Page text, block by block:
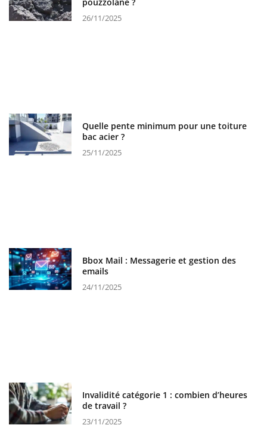
26/11/2025
Quelle pente minimum pour une toiture
bac acier ?
25/11/2025
Bbox Mail : Messagerie et gestion des
emails
24/11/2025
Invalidité catégorie 1 : combien d’heures
de travail ?
23/11/2025